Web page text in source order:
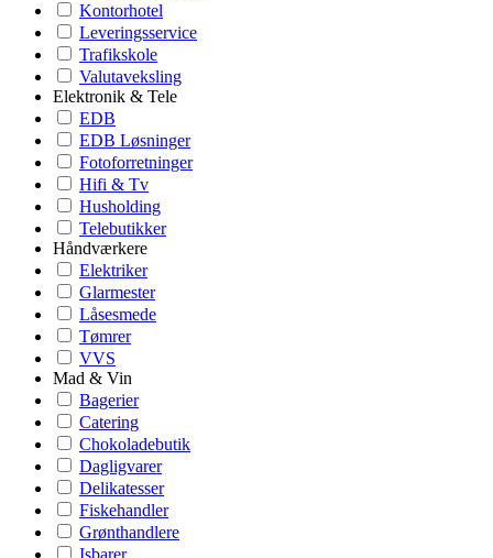
Kontorhotel
Leveringsservice
Trafikskole
Valutaveksling
Elektronik & Tele
EDB
EDB Løsninger
Fotoforretninger
Hifi & Tv
Husholding
Telebutikker
Håndværkere
Elektriker
Glarmester
Låsesmede
Tømrer
VVS
Mad & Vin
Bagerier
Catering
Chokoladebutik
Dagligvarer
Delikatesser
Fiskehandler
Grønthandlere
Isbarer